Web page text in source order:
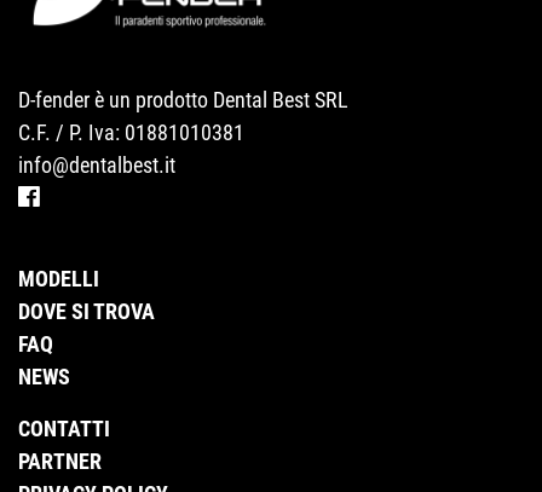
D-fender è un prodotto Dental Best SRL
C.F. / P. Iva: 01881010381
info@dentalbest.it
MODELLI
DOVE SI TROVA
FAQ
NEWS
CONTATTI
PARTNER